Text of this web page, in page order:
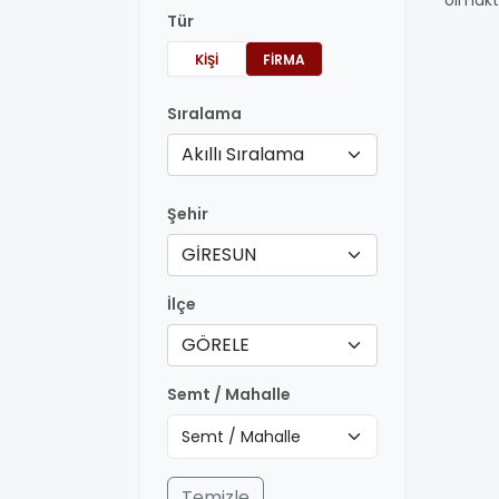
Tür
KIŞI FIRMA
Sıralama
Akıllı Sıralama
Şehir
GİRESUN
İlçe
GÖRELE
Semt / Mahalle